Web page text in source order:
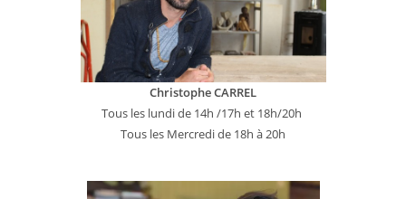
Christophe CARREL
Tous les lundi de 14h /17h et 18h/20h
Tous les Mercredi de 18h à 20h